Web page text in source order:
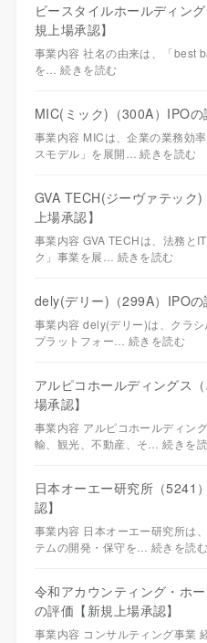
ビースタイルホールディン
規上場承認】
事業内容 社名の由来は、「best
を…続きを読む
MIC(ミック)（300A）IPOの
事業内容 MICは、企業の業務効
スモデル」を展開…続きを読む
GVA TECH(ジーヴァテック
上場承認】
事業内容 GVA TECHは、法務と
ク」事業を展… 続きを読む
dely(デリー)（299A）IPOの
事業内容 dely(デリー)は、クラ
プラットフォー… 続きを読む
アルピコホールディングス
場承認】
事業内容 アルピコホールディン
輸、観光、不動産、そ…続きを
日本オーエー研究所（5241
認】
事業内容 日本オーエー研究所は
テムの開発・保守を… 続きを読む
令和アカウンティング・ホ
の評価【新規上場承認】
事業内容 コンサルティング事業